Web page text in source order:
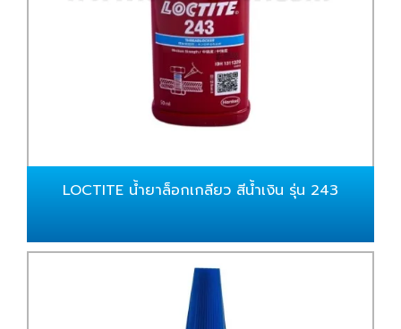
LOCTITE น้ำยาล็อกเกลียว สีน้ำเงิน รุ่น 243